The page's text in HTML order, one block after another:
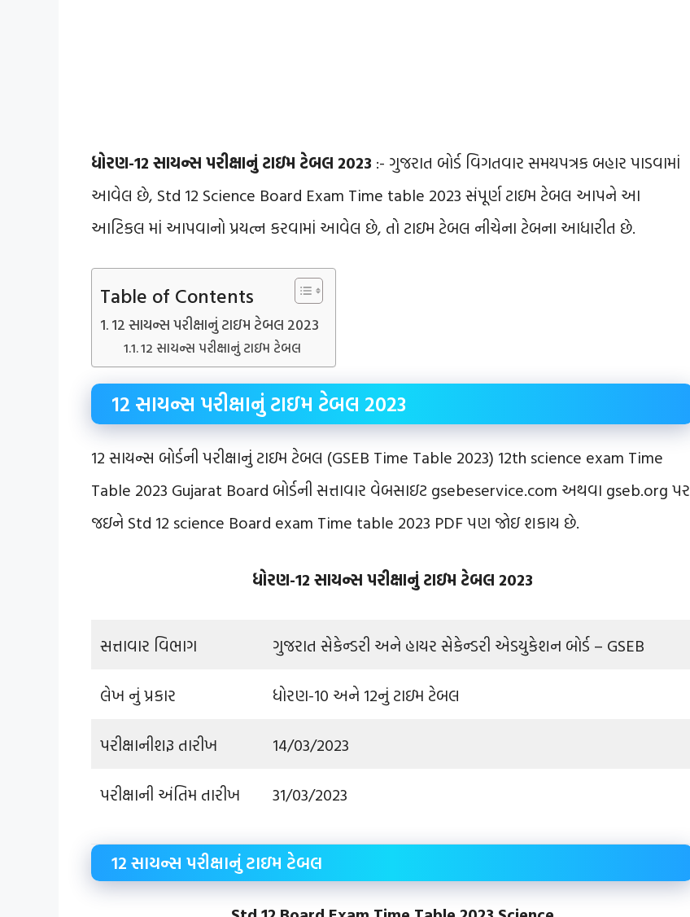
ધોરણ-12 સાયન્સ પરીક્ષાનું ટાઇમ ટેબલ 2023 :- ગુજરાત બોર્ડ વિગતવાર સમયપત્રક બહાર પાડવામાં
આવેલ છે, Std 12 Science Board Exam Time table 2023 સંપૂર્ણ ટાઇમ ટેબલ આપને આ
આટિકલ માં આપવાનો પ્રયત્ન કરવામાં આવેલ છે, તો ટાઇમ ટેબલ નીચેના ટેબના આધારીત છે.
Table of Contents
12 સાયન્સ પરીક્ષાનું ટાઇમ ટેબલ 2023
12 સાયન્સ પરીક્ષાનું ટાઇમ ટેબલ
12 સાયન્સ પરીક્ષાનું ટાઇમ ટેબલ 2023
12 સાયન્સ બોર્ડની પરીક્ષાનું ટાઇમ ટેબલ (GSEB Time Table 2023) 12th science exam Time
Table 2023 Gujarat Board બોર્ડની સત્તાવાર વેબસાઇટ gsebeservice.com અથવા gseb.org પર
જઇને Std 12 science Board exam Time table 2023 PDF પણ જોઇ શકાય છે.
ધોરણ-12 સાયન્સ પરીક્ષાનું ટાઇમ ટેબલ 2023
સત્તાવાર વિભાગ ગુજરાત સેકેન્ડરી અને હાયર સેકેન્ડરી એડયુકેશન બોર્ડ – GSEB
લેખ નું પ્રકાર ધોરણ-10 અને 12નું ટાઇમ ટેબલ
પરીક્ષાનીશરૂ તારીખ 14/03/2023
પરીક્ષાની અંતિમ તારીખ 31/03/2023
12 સાયન્સ પરીક્ષાનું ટાઇમ ટેબલ